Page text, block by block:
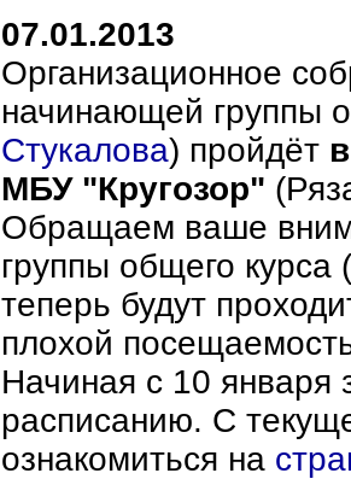
07.01.2013
Организационное
начинающей группы
Стукалова) пройдёт
МБУ "Кругозор"
Обращаем ваше
группы общего
теперь будут
плохой
Начиная с 10 января
расписанию. С
ознакомиться на